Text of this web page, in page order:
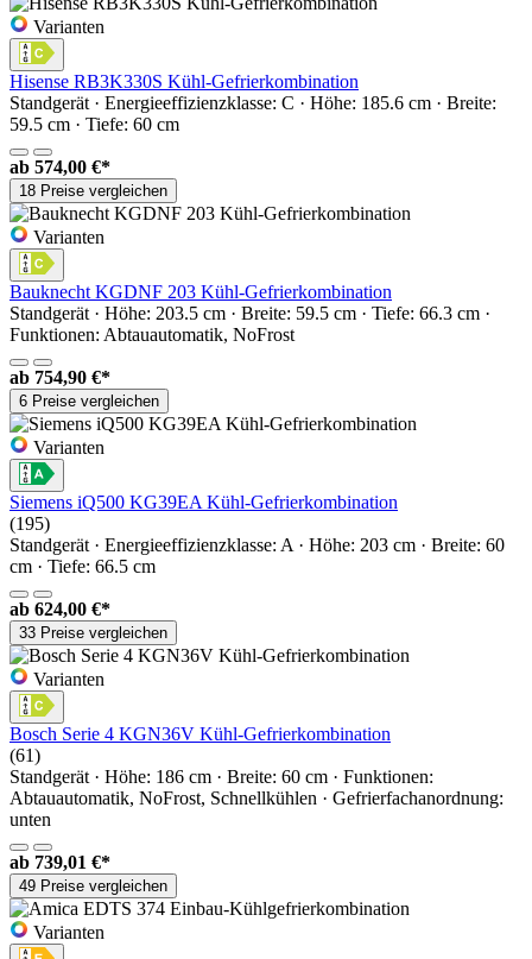
Varianten
Hisense RB3K330S Kühl-Gefrierkombination
Standgerät · Energieeffizienzklasse: C · Höhe: 185.6 cm · Breite:
59.5 cm · Tiefe: 60 cm
ab 574,00 €*
18 Preise vergleichen
Varianten
Bauknecht KGDNF 203 Kühl-Gefrierkombination
Standgerät · Höhe: 203.5 cm · Breite: 59.5 cm · Tiefe: 66.3 cm ·
Funktionen: Abtauautomatik, NoFrost
ab 754,90 €*
6 Preise vergleichen
Varianten
Siemens iQ500 KG39EA Kühl-Gefrierkombination
(195)
Standgerät · Energieeffizienzklasse: A · Höhe: 203 cm · Breite: 60
cm · Tiefe: 66.5 cm
ab 624,00 €*
33 Preise vergleichen
Varianten
Bosch Serie 4 KGN36V Kühl-Gefrierkombination
(61)
Standgerät · Höhe: 186 cm · Breite: 60 cm · Funktionen:
Abtauautomatik, NoFrost, Schnellkühlen · Gefrierfachanordnung:
unten
ab 739,01 €*
49 Preise vergleichen
Varianten